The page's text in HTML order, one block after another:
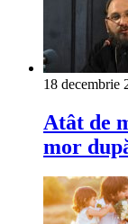
18 decembrie
Atât de
mor